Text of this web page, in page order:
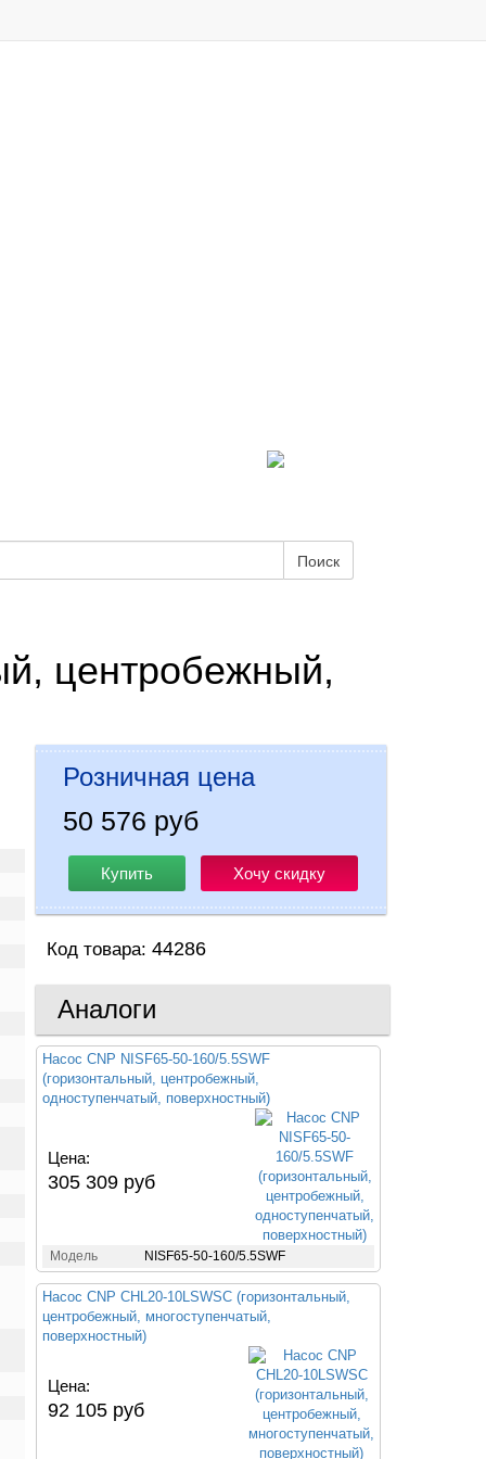
Поиск
центробежный,
Розничная цена
50 576 руб
Купить Хочу скидку
Код товара: 44286
Аналоги
Насос CNP NISF65-50-160/5.5SWF
(горизонтальный, центробежный,
одноступенчатый, поверхностный)
Цена:
305 309 руб
Модель NISF65-50-160/5.5SWF
Насос CNP CHL20-10LSWSC (горизонтальный,
центробежный, многоступенчатый,
поверхностный)
Цена:
92 105 руб